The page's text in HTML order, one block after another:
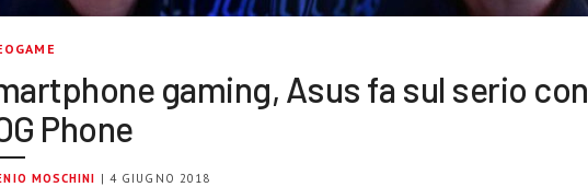
gaming, Asus fa sul serio con
Phone
MOSCHINI | 4 GIUGNO 2018